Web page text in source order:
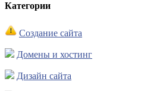
Категории
Создание сайта
Домены и хостинг
Дизайн сайта